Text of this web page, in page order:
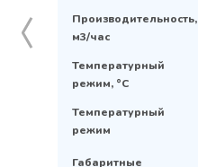
Производительность,
м3/час
Температурный
режим, °C
Температурный
режим
Габаритные